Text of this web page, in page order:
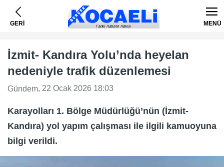
GERİ MENÜ
İzmit- Kandıra Yolu’nda heyelan
nedeniyle trafik düzenlemesi
Gündem, 22 Ocak 2026 18:03
Karayolları 1. Bölge Müdürlüğü’nün (İzmit-
Kandıra) yol yapım çalışması ile ilgili kamuoyuna
bilgi verildi.